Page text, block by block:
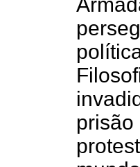
prisão